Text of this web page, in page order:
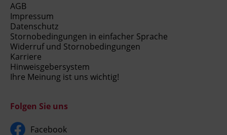
AGB
Impressum
Datenschutz
Stornobedingungen in einfacher Sprache
Widerruf und Stornobedingungen
Karriere
Hinweisgebersystem
Ihre Meinung ist uns wichtig!
Folgen Sie uns
Facebook